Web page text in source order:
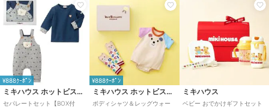
¥888ｸｰﾎﾟﾝ
ミキハウス ホットビスケッツ
セパレートセット【BOX付
¥888ｸｰﾎﾟﾝ
ミキハウス ホットビスケッツ
ボディシャツ＆レッグウォー
ミキハウス
ベビー おでかけギフトセット